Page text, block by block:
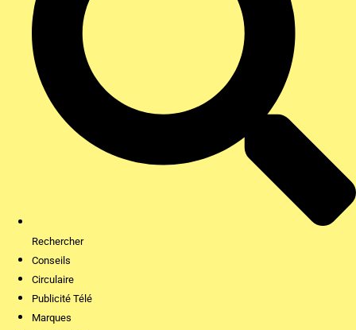
Rechercher
Conseils
Circulaire
Publicité Télé
Marques